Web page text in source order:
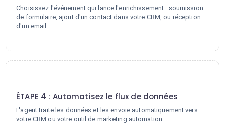
Choisissez l'événement qui lance l'enrichissement : soumission
de formulaire, ajout d'un contact dans votre CRM, ou réception
d'un email.
ÉTAPE 4 : Automatisez le flux de données
L'agent traite les données et les envoie automatiquement vers
votre CRM ou votre outil de marketing automation.